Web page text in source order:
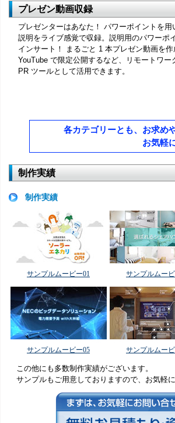
プレゼン動画収録
プレゼンターはあなた！ パワーポイントを
説明をライブ感覚で収録。説明用のパワーポ
インサート！ まるごと 1 本プレゼン動画を作
YouTube で限定公開するなど、リモートワ
PR ツールとして活用できます。
各カテゴリーとも、お求め
お気軽
制作実績
制作実績
サンプルムービー01 サンプルムー
サンプルムービー05 サンプルムー
この他にも多数制作実績がございます。
サンプルもご用意しておりますので、お気軽